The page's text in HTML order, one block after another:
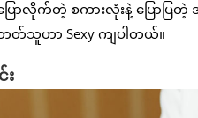
ာလိုက်တဲ့ စကားလုံးနဲ့ ပြောပြတဲ့
တတ်သူဟာ Sexy ကျပါတယ်။
း